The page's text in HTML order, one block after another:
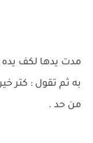
مدت يدها لكف
به ثم تقول : كتر
من حد .